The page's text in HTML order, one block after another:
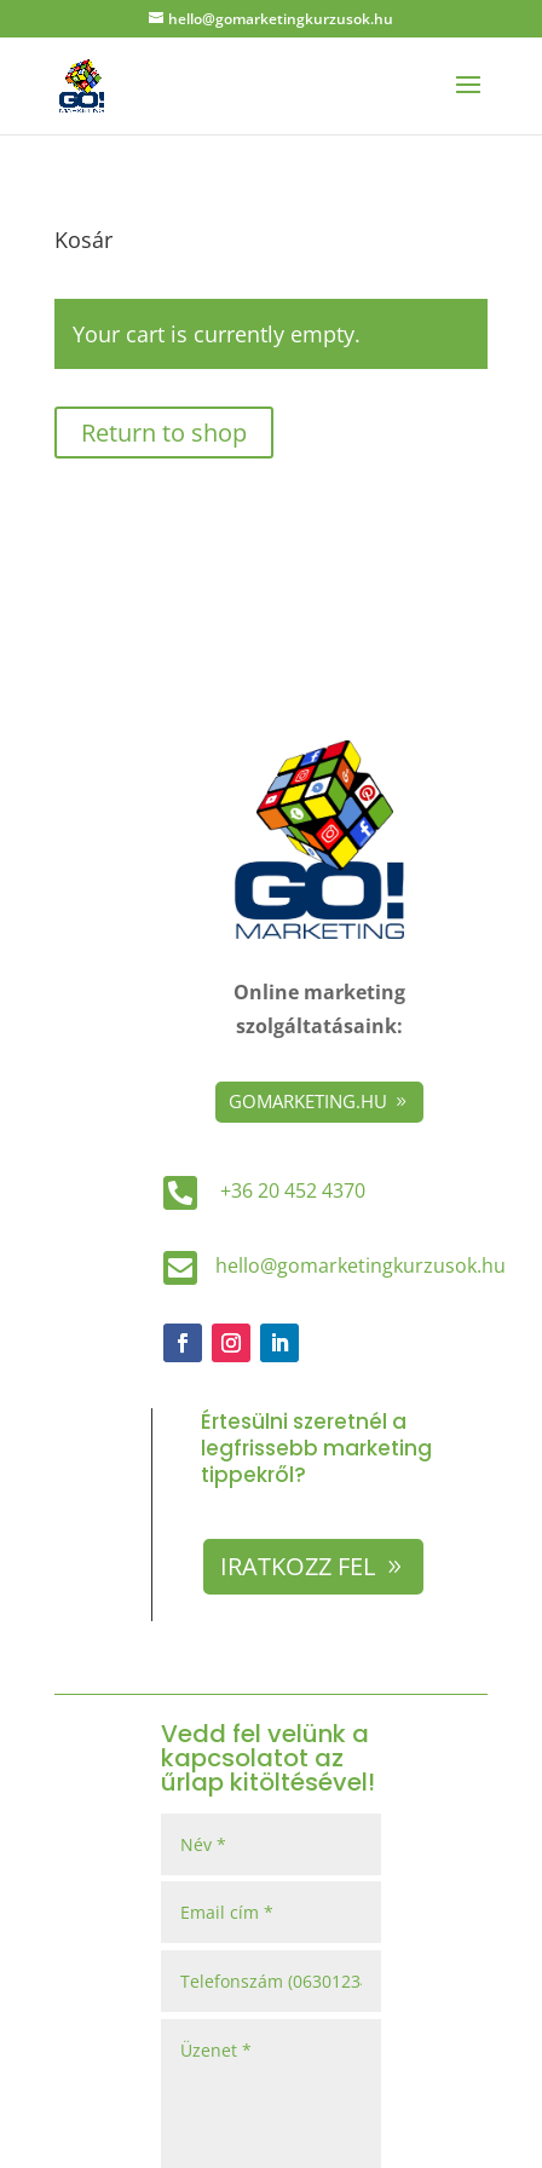
hello@gomarketingkurzusok.hu
Kosár
Your cart is currently empty.
Return to shop
Online marketing
szolgáltatásaink:
GOMARKETING.HU
 +36 20 452 4370
 hello@gomarketingkurzusok.hu
Értesülni szeretnél a
legfrissebb marketing
tippekről?
IRATKOZZ FEL
Vedd fel velünk a
kapcsolatot az
űrlap kitöltésével!